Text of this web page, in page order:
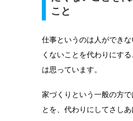
こと
仕事というのは人ができ
くないことを代わりにする
は思っています。
家づくりという一般の方で
とを、代わりにしてさしあ